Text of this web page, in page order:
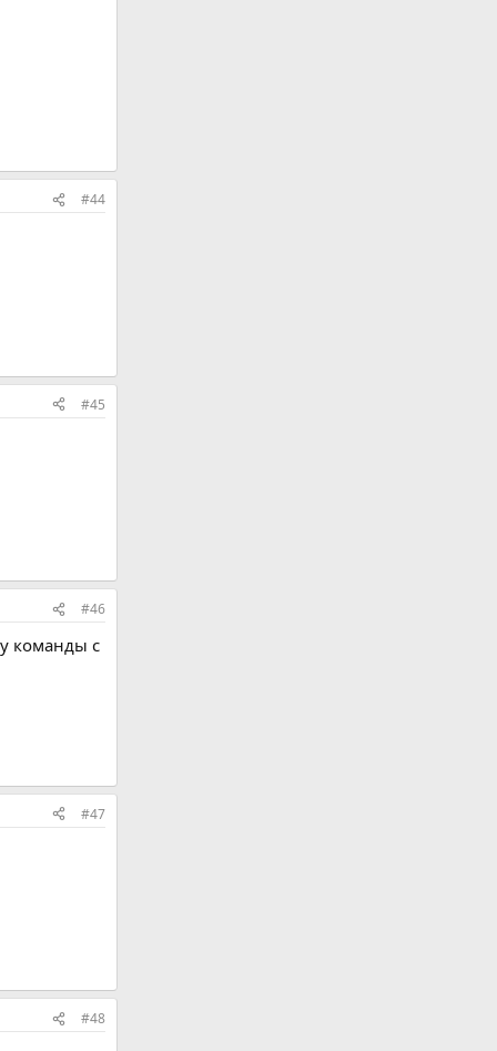
#44
#45
#46
команды с
#47
#48